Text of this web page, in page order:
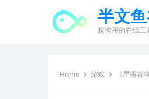
半文
超实用的在线
Home 游戏 《星露